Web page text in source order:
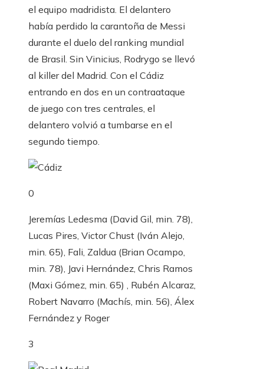
el equipo madridista. El delantero
había perdido la carantoña de Messi
durante el duelo del ranking mundial
de Brasil. Sin Vinicius, Rodrygo se llevó
al killer del Madrid. Con el Cádiz
entrando en dos en un contraataque
de juego con tres centrales, el
delantero volvió a tumbarse en el
segundo tiempo.
0
Jeremías Ledesma (David Gil, min. 78),
Lucas Pires, Victor Chust (Iván Alejo,
min. 65), Fali, Zaldua (Brian Ocampo,
min. 78), Javi Hernández, Chris Ramos
(Maxi Gómez, min. 65) , Rubén Alcaraz,
Robert Navarro (Machís, min. 56), Álex
Fernández y Roger
3